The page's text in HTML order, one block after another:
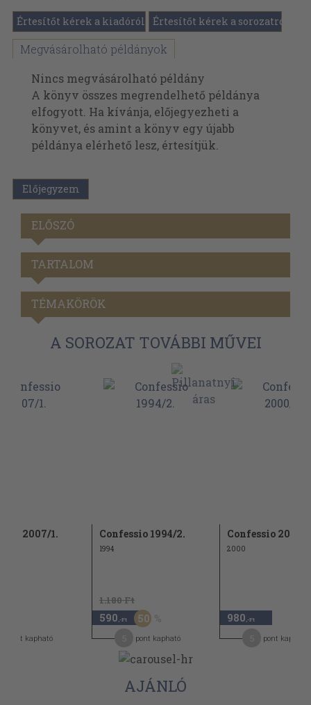
Értesítőt kérek a kiadóról Értesítőt kérek a sorozatról
Megvásárolható példányok
Nincs megvásárolható példány
A könyv összes megrendelhető példánya
elfogyott. Ha kívánja, előjegyezheti a
könyvet, és amint a könyv egy újabb
példánya elérhető lesz, értesítjük.
Előjegyzem
ELŐSZÓ
TARTALOM
TÉMAKÖRÖK
A SOROZAT TOVÁBBI MŰVEI
2007/1.
pont kapható
Confessio 1994/2.
1994
1.180 Ft
590 ,-Ft 50
pont kapható
Confessio 2000/
2000
980 ,-Ft
pont kapható
AJÁNLÓ